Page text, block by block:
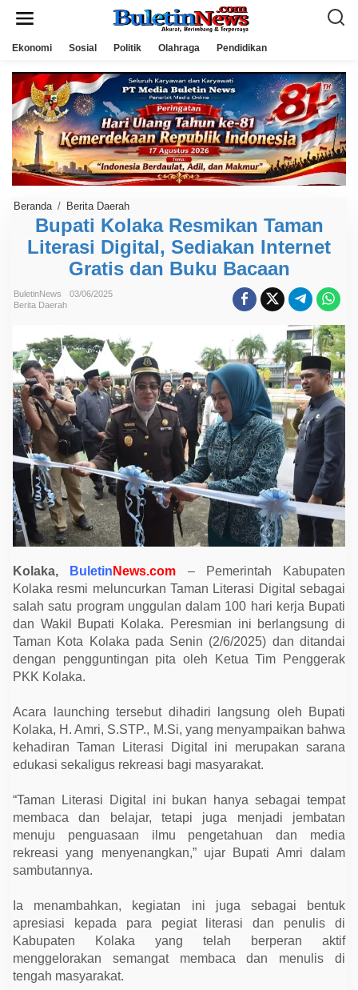
Ekonomi Sosial Politik Olahraga Pendidikan
Beranda / Berita Daerah
u
p
a
t
i
K
a
R
e
s
m
i
k
a
n
T
m
a
n
L
i
a
s
i
D
i
g
a
e
d
i
a
k
a
I
n
t
e
r
n
a
t
i
d
Bupati Kolaka Resmikan Taman
Literasi Digital, Sediakan Internet
Gratis dan Buku Bacaan
BuletinNews
03/06/2025
Berita Daerah
Kolaka, Buletin News.com – Pemerintah Kabupaten
Kolaka resmi meluncurkan Taman Literasi Digital sebagai
salah satu program unggulan dalam 100 hari kerja Bupati
dan Wakil Bupati Kolaka. Peresmian ini berlangsung di
Taman Kota Kolaka pada Senin (2/6/2025) dan ditandai
dengan pengguntingan pita oleh Ketua Tim Penggerak
PKK Kolaka.
Acara launching tersebut dihadiri langsung oleh Bupati
Kolaka, H. Amri, S.STP., M.Si, yang menyampaikan bahwa
kehadiran Taman Literasi Digital ini merupakan sarana
edukasi sekaligus rekreasi bagi masyarakat.
“Taman Literasi Digital ini bukan hanya sebagai tempat
membaca dan belajar, tetapi juga menjadi jembatan
menuju penguasaan ilmu pengetahuan dan media
rekreasi yang menyenangkan,” ujar Bupati Amri dalam
sambutannya.
Ia menambahkan, kegiatan ini juga sebagai bentuk
apresiasi kepada para pegiat literasi dan penulis di
Kabupaten Kolaka yang telah berperan aktif
menggelorakan semangat membaca dan menulis di
tengah masyarakat.